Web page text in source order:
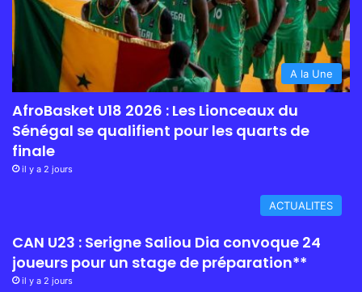
A la Une
AfroBasket U18 2026 : Les Lionceaux du
Sénégal se qualifient pour les quarts de
finale
il y a 2 jours
ACTUALITES
CAN U23 : Serigne Saliou Dia convoque 24
joueurs pour un stage de préparation**
il y a 2 jours